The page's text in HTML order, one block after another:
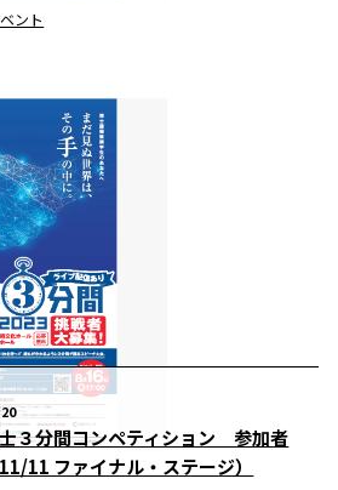
ント
３分間コンペティション 参加者
11 ファイナル・ステージ）